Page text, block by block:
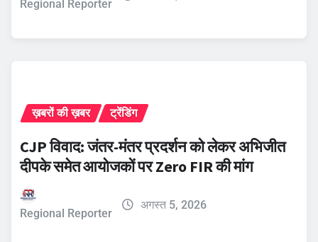
Regional Reporter
ख़बरों की ख़बर ट्रेंडिंग
CJP विवाद: जंतर-मंतर प्रदर्शन को लेकर अभिजीत
दीपके समेत आयोजकों पर Zero FIR की मांग
Regional Reporter
अगस्त 5, 2026